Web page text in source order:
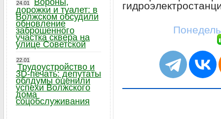
24.01
Вороны,
дорожки и туалет: в
Волжском обсудили
обновление
заброшенного
участка сквера на
улице Советской
22.01
Трудоустройство и
3D-печать: депутаты
облдумы оценили
успехи Волжского
дома
соцобслуживания